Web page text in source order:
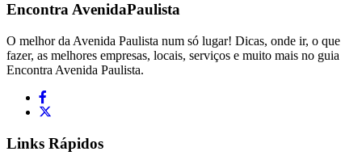
EncontraAvenidaPaulista
O melhor da Avenida Paulista num só lugar! Dicas, onde ir, o que
fazer, as melhores empresas, locais, serviços e muito mais no guia
Encontra Avenida Paulista.
Links Rápidos